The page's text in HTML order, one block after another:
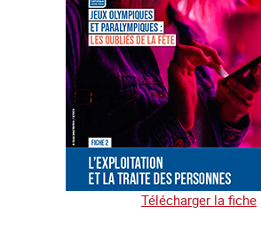
Télécharger la fiche